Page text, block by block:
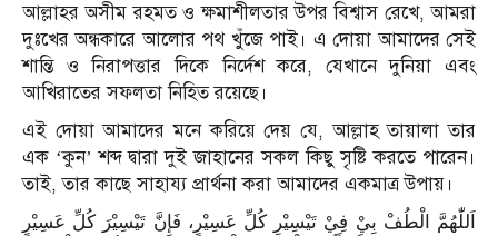
আল্লাহর অসীম রহমত ও ক্ষমাশীলতার উপর বিশ্বাস রেখে, আমরা
দুঃখের অন্ধকারে আলোর পথ খুঁজে পাই। এ দোয়া আমাদের সেই
শান্তি ও নিরাপত্তার দিকে নির্দেশ করে, যেখানে দুনিয়া এবং
আখিরাতের সফলতা নিহিত রয়েছে।
এই দোয়া আমাদের মনে করিয়ে দেয় যে, আল্লাহ তায়ালা তার
এক ‘কুন’ শব্দ দ্বারা দুই জাহানের সকল কিছু সৃষ্টি করতে পারেন।
তাই, তার কাছে সাহায্য প্রার্থনা করা আমাদের একমাত্র উপায়।
اَللّٰهُمَّ الْطُفْ بِيْ فِيْ تَيْسِيْرِ كُلِّ عَسِيْرٍ، فَإِنَّ تَيْسِيْرَ كُلِّ عَسِيْرٍ